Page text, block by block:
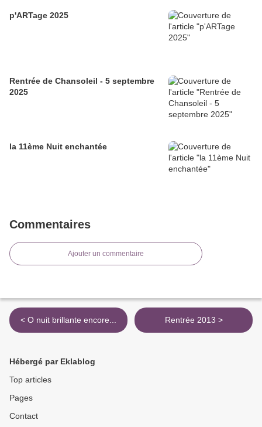
p'ARTage 2025
Rentrée de Chansoleil - 5 septembre
2025
la 11ème Nuit enchantée
Commentaires
Ajouter un commentaire
< O nuit brillante encore... Rentrée 2013 >
Hébergé par Eklablog
Top articles
Pages
Contact